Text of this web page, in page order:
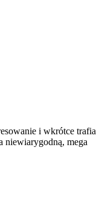
i wkrótce trafia
niewiarygodną, mega